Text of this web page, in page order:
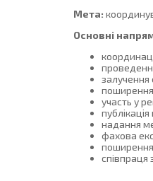
Мета:
Основні
залучення
поширення
участь у
надання
фахова
поширення
співпраця